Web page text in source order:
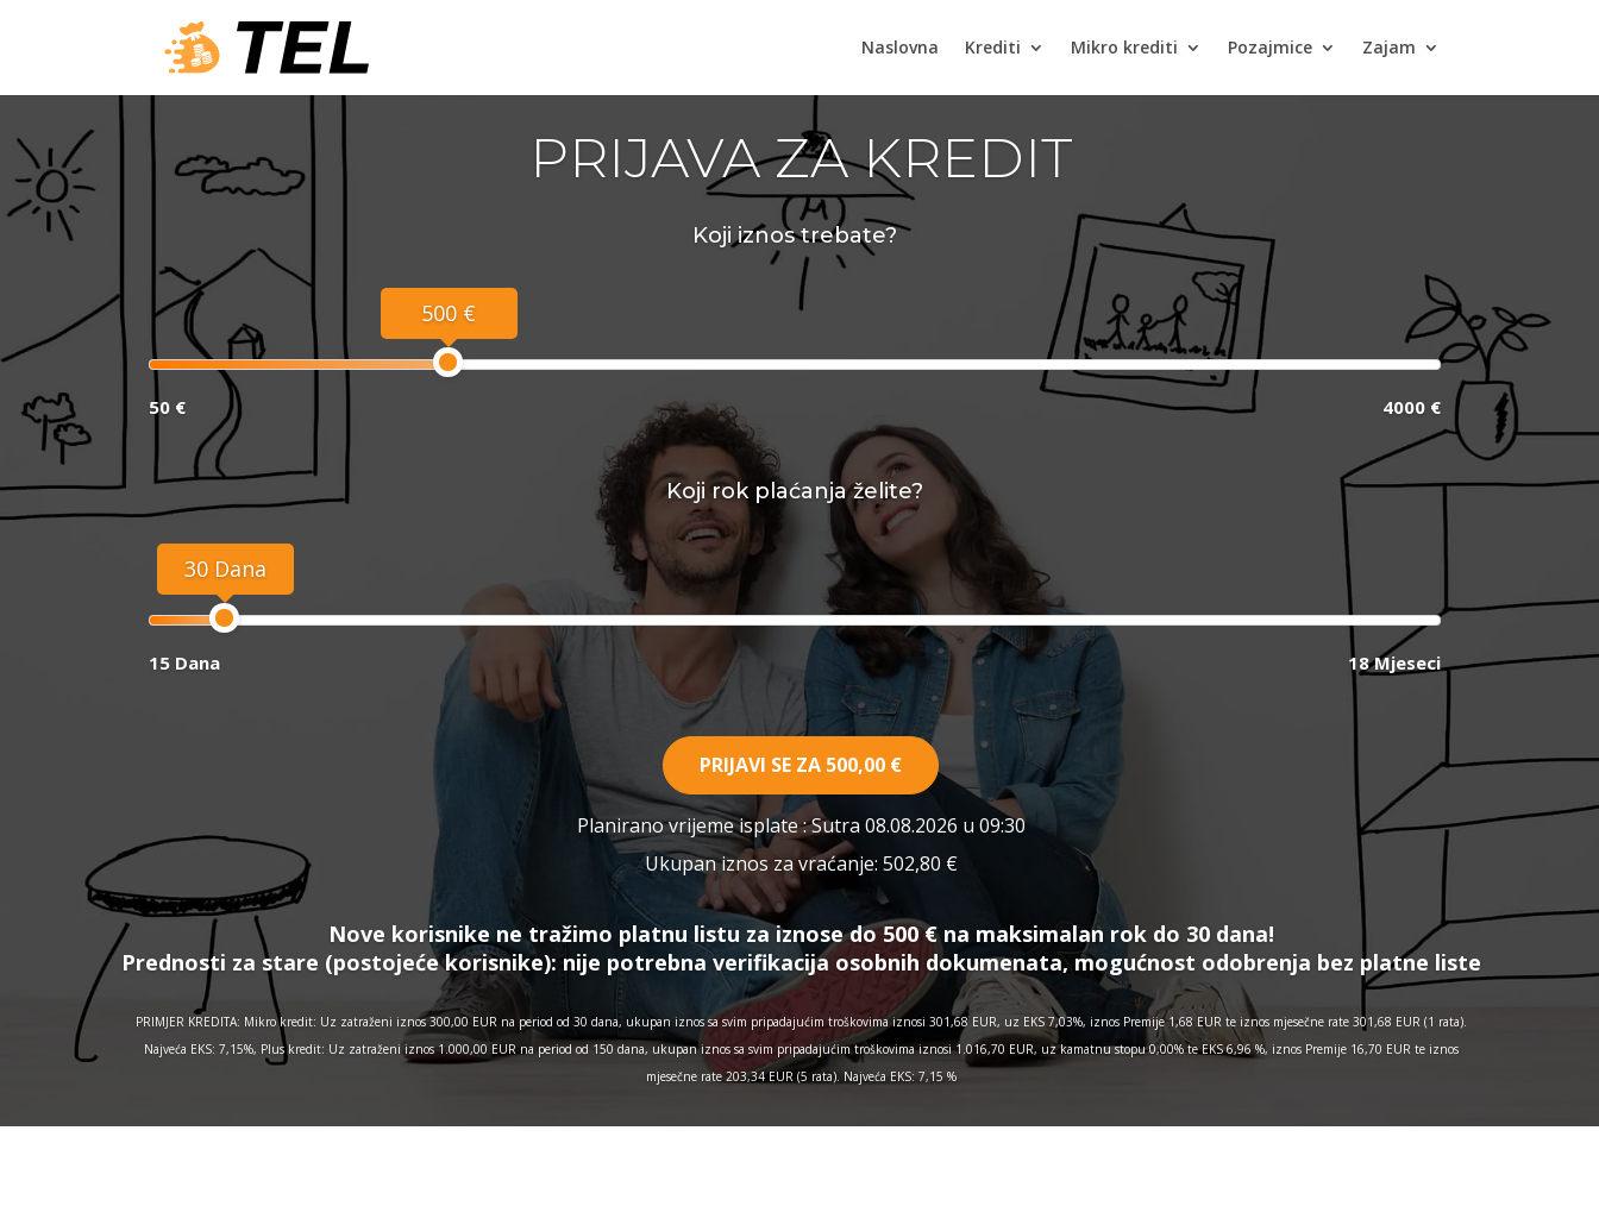
Naslovna Krediti Mikro krediti Pozajmice Zajam
PRIJAVA ZA KREDIT
Koji iznos trebate?
500 €
50 € 4000 €
Koji rok plaćanja želite?
30 Dana
15 Dana 18 Mjeseci
PRIJAVI SE ZA 500,00 €
Planirano vrijeme isplate: Sutra 08.08.2026 u 09:30
Ukupan iznos za vraćanje: 502,80 €
Nove korisnike ne tražimo platnu listu za iznose do 500 € na maksimalan rok do 30 dana!
Prednosti za stare (postojeće korisnike): nije potrebna verifikacija osobnih dokumenata, mogućnost odobrenja bez platne liste
PRIMJER KREDITA: Mikro kredit: Uz zatraženi iznos 300,00 EUR na period od 30 dana, ukupan iznos sa svim pripadajućim troškovima iznosi 301,68 EUR, uz EKS 7,03%, iznos Premije 1,68 EUR te iznos mjesečne rate 301,68 EUR (1 rata).
Najveća EKS: 7,15%, Plus kredit: Uz zatraženi iznos 1.000,00 EUR na period od 150 dana, ukupan iznos sa svim pripadajućim troškovima iznosi 1.016,70 EUR, uz kamatnu stopu 0,00% te EKS 6,96 %, iznos Premije 16,70 EUR te iznos
mjesečne rate 203,34 EUR (5 rata). Najveća EKS: 7,15 %